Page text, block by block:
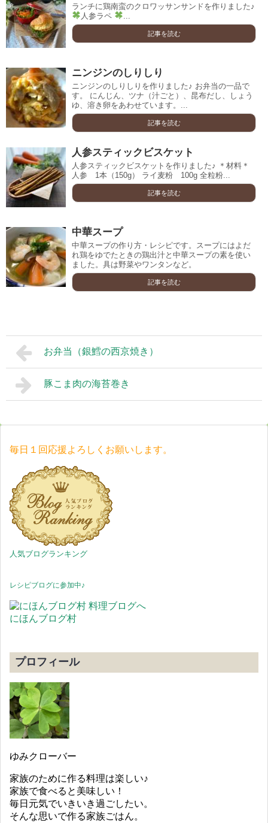
ランチに鶏南蛮のクロワッサンサンドを作りました♪
人参ラペ
記事を読む
ニンジンのしりしり
ニンジンのしりしりを作りました♪ お弁当の一品で
す。 にんじん、ツナ（汁ごと）、昆布だし、しょう
ゆ、溶き卵をあわせています。...
記事を読む
人参スティックビスケット
人参スティックビスケットを作りました♪ ＊材料＊
人参 1本（150g） ライ麦粉 100g 全粒粉...
記事を読む
中華スープ
中華スープの作り方・レシピです。スープにはよだ
れ鶏をゆでたときの鶏出汁と中華スープの素を使い
ました。具は野菜やワンタンなど。
記事を読む
お弁当（銀鱈の西京焼き）
豚こま肉の海苔巻き
毎日１回応援よろしくお願いします。
人気ブログランキング
レシピブログに参加中♪
にほんブログ村
プロフィール
ゆみクローバー
家族のために作る料理は楽しい♪
家族で食べると美味しい！
毎日元気でいきいき過ごしたい。
そんな思いで作る家族ごはん。